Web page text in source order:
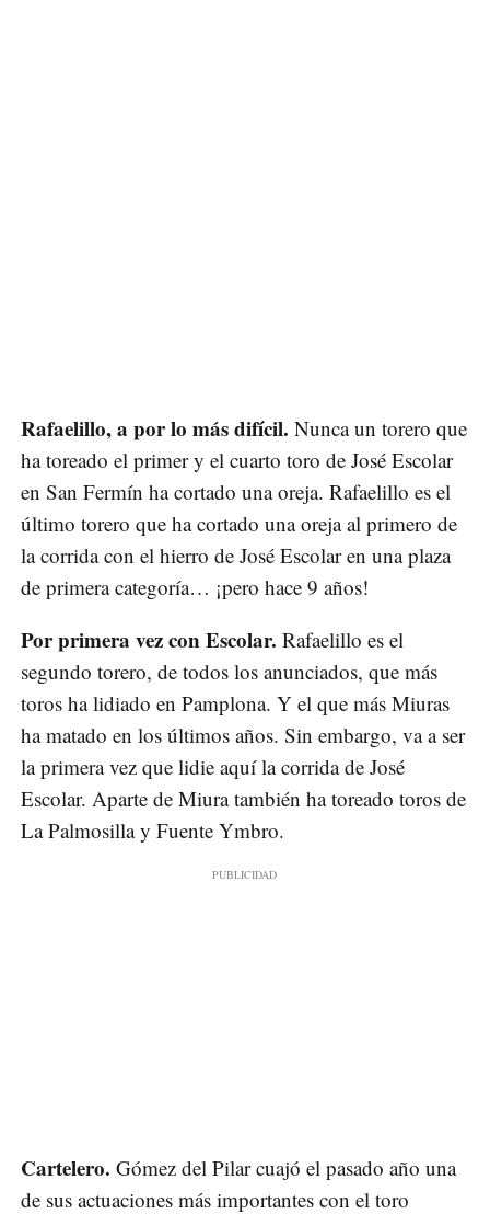
Rafaelillo, a por lo más difícil. Nunca un torero que
ha toreado el primer y el cuarto toro de José Escolar
en San Fermín ha cortado una oreja. Rafaelillo es el
último torero que ha cortado una oreja al primero de
la corrida con el hierro de José Escolar en una plaza
de primera categoría… ¡pero hace 9 años!
Por primera vez con Escolar. Rafaelillo es el
segundo torero, de todos los anunciados, que más
toros ha lidiado en Pamplona. Y el que más Miuras
ha matado en los últimos años. Sin embargo, va a ser
la primera vez que lidie aquí la corrida de José
Escolar. Aparte de Miura también ha toreado toros de
La Palmosilla y Fuente Ymbro.
Cartelero. Gómez del Pilar cuajó el pasado año una
de sus actuaciones más importantes con el toro